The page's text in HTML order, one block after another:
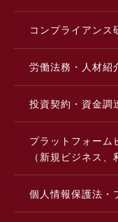
コンプライアンス
労働法務・人材紹
投資契約・資金調
プラットフォーム
（新規ビジネス、
個人情報保護法・